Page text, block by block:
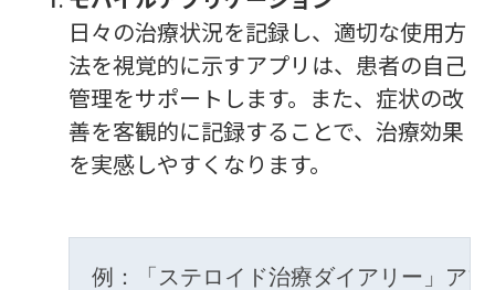
日々の治療状況を記録し、適切な使用方
法を視覚的に示すアプリは、患者の自己
管理をサポートします。また、症状の改
善を客観的に記録することで、治療効果
を実感しやすくなります。
例：「ステロイド治療ダイアリー」アプ